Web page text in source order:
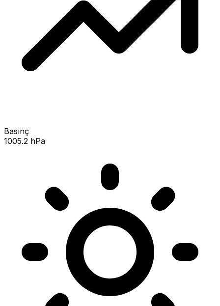
Basınç
1005.2 hPa